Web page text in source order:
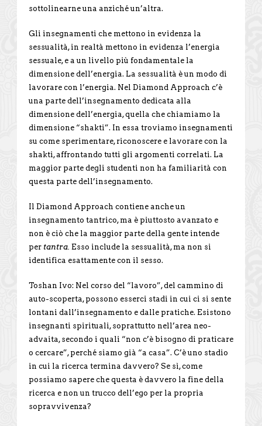
sottolinearne una anziché un’altra.
Gli insegnamenti che mettono in evidenza la
sessualità, in realtà mettono in evidenza l’energia
sessuale, e a un livello più fondamentale la
dimensione dell’energia. La sessualità è un modo di
lavorare con l’energia. Nel Diamond Approach c’è
una parte dell’insegnamento dedicata alla
dimensione dell’energia, quella che chiamiamo la
dimensione “shakti”. In essa troviamo insegnamenti
su come sperimentare, riconoscere e lavorare con la
shakti, affrontando tutti gli argomenti correlati. La
maggior parte degli studenti non ha familiarità con
questa parte dell’insegnamento.
Il Diamond Approach contiene anche un
insegnamento tantrico, ma è piuttosto avanzato e
non è ciò che la maggior parte della gente intende
per tantra. Esso include la sessualità, ma non si
identifica esattamente con il sesso.
Toshan Ivo: Nel corso del “lavoro”, del cammino di
auto-scoperta, possono esserci stadi in cui ci si sente
lontani dall’insegnamento e dalle pratiche. Esistono
insegnanti spirituali, soprattutto nell’area neo-
advaita, secondo i quali “non c’è bisogno di praticare
o cercare”, perché siamo già “a casa”. C’è uno stadio
in cui la ricerca termina davvero? Se sì, come
possiamo sapere che questa è davvero la fine della
ricerca e non un trucco dell’ego per la propria
sopravvivenza?